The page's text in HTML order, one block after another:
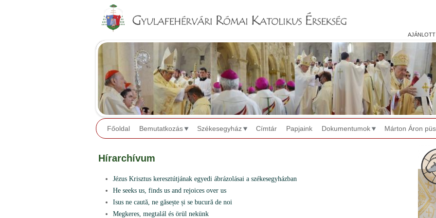
ajánlott
Főoldal Bemutatkozás Székesegyház Címtár Papjaink Dokumentumok Márton Áron
Hírarchívum
Jézus Krisztus keresztútjának egyedi ábrázolásai a székesegyházban
He seeks us, finds us and rejoices over us
Isus ne caută, ne găsește și se bucură de noi
Megkeres, megtalál és örül nekünk